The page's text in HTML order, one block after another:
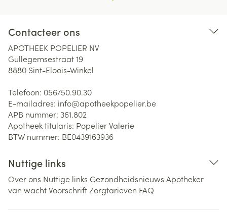
Contacteer ons
APOTHEEK POPELIER NV
Gullegemsestraat 19
8880 Sint-Eloois-Winkel
Telefoon: 056/50.90.30
E-mailadres: info@apotheekpopelier.be
APB nummer: 361.802
Apotheek titularis: Popelier Valerie
BTW nummer: BE0439163936
Nuttige links
Over ons Nuttige links Gezondheidsnieuws Apotheker
van wachtVoorschriftZorgtarieven FAQ